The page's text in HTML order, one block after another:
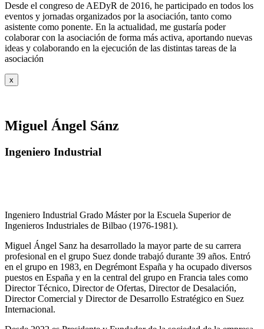
Desde el congreso de AEDyR de 2016, he participado en todos los
eventos y jornadas organizados por la asociación, tanto como
asistente como ponente. En la actualidad, me gustaría poder
colaborar con la asociación de forma más activa, aportando nuevas
ideas y colaborando en la ejecución de las distintas tareas de la
asociación
x
Miguel Ángel Sánz
Ingeniero Industrial
Ingeniero Industrial Grado Máster por la Escuela Superior de
Ingenieros Industriales de Bilbao (1976-1981).
Miguel Ángel Sanz ha desarrollado la mayor parte de su carrera
profesional en el grupo Suez donde trabajó durante 39 años. Entró
en el grupo en 1983, en Degrémont España y ha ocupado diversos
puestos en España y en la central del grupo en Francia tales como
Director Técnico, Director de Ofertas, Director de Desalación,
Director Comercial y Director de Desarrollo Estratégico en Suez
Internacional.